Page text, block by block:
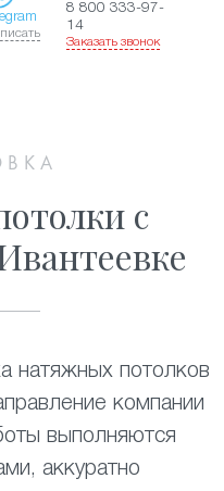
8 800 333-97-
14
Заказать звонок
с
натяжных потолков
компании
выполняются
аккуратно